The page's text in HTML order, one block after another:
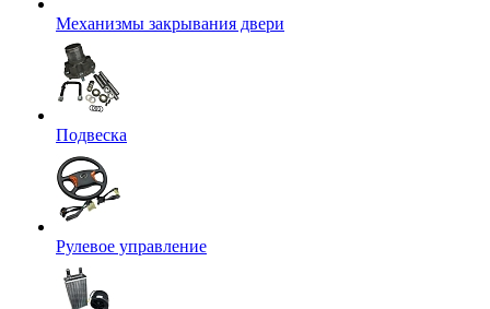
Механизмы закрывания двери
Подвеска
Рулевое управление